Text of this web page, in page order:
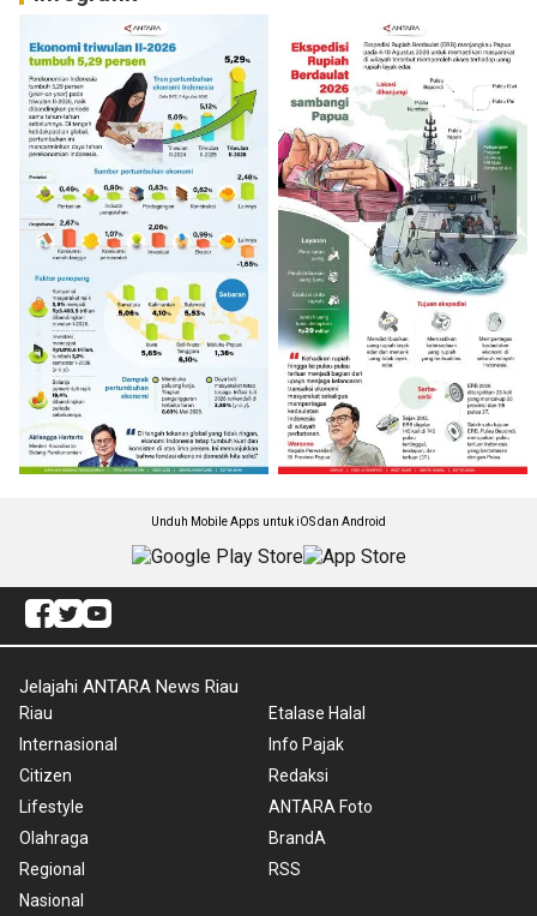
Unduh Mobile Apps untuk iOS dan Android
Jelajahi ANTARA News Riau
Riau
Internasional
Citizen
Lifestyle
Olahraga
Regional
Nasional
Etalase Halal
Info Pajak
Redaksi
ANTARA Foto
BrandA
RSS